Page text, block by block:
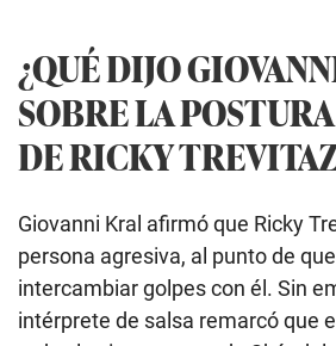
¿QUÉ DIJO
SOBRE LA
DE RICKY
Giovanni Kral afirmó que Ricky
persona agresiva, al punto de
intercambiar golpes con él. Sin
intérprete de salsa remarcó que